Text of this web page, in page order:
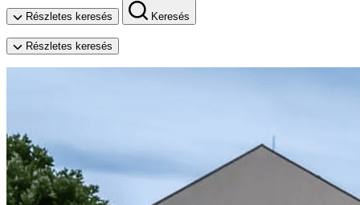
Részletes keresés Keresés
Részletes keresés